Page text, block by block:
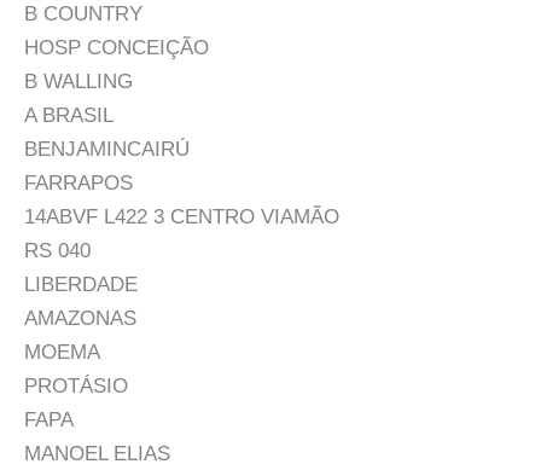
B COUNTRY
HOSP CONCEIÇÃO
B WALLING
A BRASIL
BENJAMINCAIRÚ
FARRAPOS
14ABVF L422 3 CENTRO VIAMÃO
RS 040
LIBERDADE
AMAZONAS
MOEMA
PROTÁSIO
FAPA
MANOEL ELIAS